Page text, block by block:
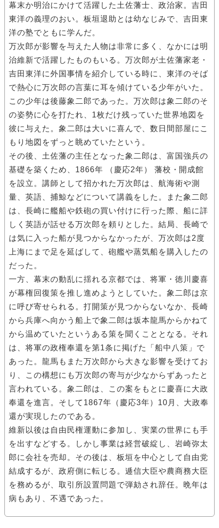
幕末か明治にかけて活躍した土佐藩士、政治家。吉田
東洋の義理のおい。板垣退助とは幼なじみで、吉田東
洋の塾でともに学んだ。
万次郎が影響を与えた人物は非常に多く、なかには明
治維新で活躍したものもいる。万次郎が土佐藩家老・
吉田東洋に外国事情を紹介している時に、東洋のそば
で熱心に万次郎の言葉に耳を傾けている少年がいた。
この少年は後藤象二郎であった。万次郎は象二郎のそ
の姿勢に心を打たれ、1枚だけ残っていた世界地図を
彼に与えた。象二郎は大いに喜んで、数日間部屋にこ
もり地図をずっと眺めていたという。
その後、土佐藩の主任となった象二郎は、富国強兵の
基礎を築くため、1866年 （慶応2年） 藩校・開成館
を設立。講師として招かれた万次郎は、航海術や測
量、英語、捕鯨などについて講義をした。また象二郎
は、長崎に艦船や鉄砲の買い付けに行った際、船に詳
しく英語が話せる万次郎を頼りとした。結局、長崎で
は気に入った船が見つからなかったが、万次郎は2度
上海にまで足を延ばして、砲艦や蒸気船を購入したの
だった。
一方、幕末の動乱に揺れる京都では、将軍・徳川慶喜
が幕権回復策を推し進めようとしていた。象二郎は京
に呼び寄せられる。打開策が見つからないなか、長崎
から兵庫へ向かう船上で象二郎は坂本龍馬からかねて
から温めていたというある策を聞くこととなる。それ
は、将軍の政権奉還を第1条に掲げた「船中八策」で
あった。龍馬もまた万次郎から大きな影響を受けてお
り、この構想にも万次郎の寄与が少なからずあったと
言われている。象二郎は、この案をもとに慶喜に大政
奉還を進言。そして1867年（慶応3年）10月、大政奉
還が実現したのである。
維新以後は自由民権運動に参加し、実業の世界にも手
を出すなどする。しかし事業は経営破綻し、岩崎弥太
郎に会社を売却。その後は、板垣を中心として自由党
結成するが、政府側に転じる。逓信大臣や農商務大臣
を務めるが、取引所設置問題で弾劾され辞任。晩年は
病もあり、不遇であった。